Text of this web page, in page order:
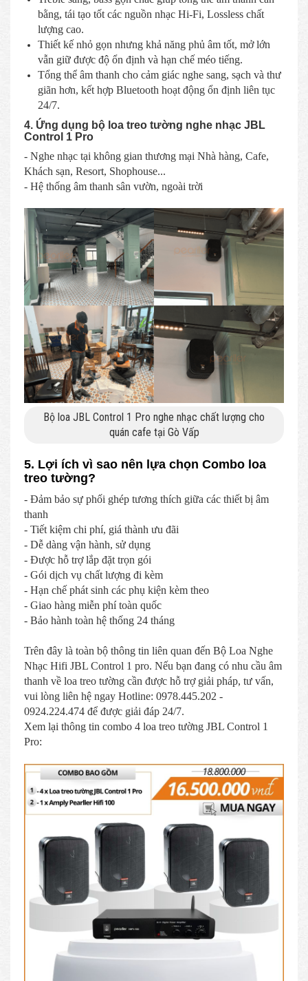
bằng, tái tạo tốt các nguồn nhạc Hi-Fi, Lossless chất
lượng cao.
Thiết kế nhỏ gọn nhưng khả năng phủ âm tốt, mở lớn
vẫn giữ được độ ổn định và hạn chế méo tiếng.
Tổng thể âm thanh cho cảm giác nghe sang, sạch và thư
giãn hơn, kết hợp Bluetooth hoạt động ổn định liên tục
24/7.
4. Ứng dụng bộ loa treo tường nghe nhạc JBL
Control 1 Pro
- Nghe nhạc tại không gian thương mại Nhà hàng, Cafe,
Khách sạn, Resort, Shophouse...
- Hệ thống âm thanh sân vườn, ngoài trời
Bộ loa JBL Control 1 Pro nghe nhạc chất lượng cho
quán cafe tại Gò Vấp
5. Lợi ích vì sao nên lựa chọn Combo loa
treo tường?
- Đảm bảo sự phối ghép tương thích giữa các thiết bị âm
thanh
- Tiết kiệm chi phí, giá thành ưu đãi
- Dễ dàng vận hành, sử dụng
- Được hỗ trợ lắp đặt trọn gói
- Gói dịch vụ chất lượng đi kèm
- Hạn chế phát sinh các phụ kiện kèm theo
- Giao hàng miễn phí toàn quốc
- Bảo hành toàn hệ thống 24 tháng
Trên đây là toàn bộ thông tin liên quan đến Bộ Loa Nghe
Nhạc Hifi JBL Control 1 pro. Nếu bạn đang có nhu cầu âm
thanh về loa treo tường cần được hỗ trợ giải pháp, tư vấn,
vui lòng liên hệ ngay Hotline: 0978.445.202 -
0924.224.474 để được giải đáp 24/7.
Xem lại thông tin combo 4 loa treo tường JBL Control 1
Pro: